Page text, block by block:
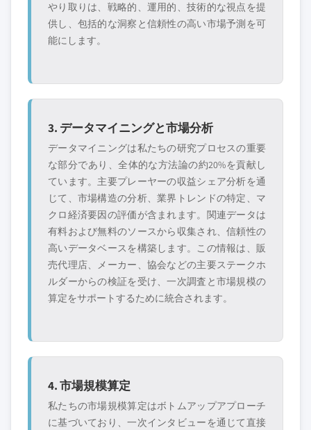
やり取りは、戦略的、運用的、技術的な視点を提
供し、包括的な洞察と信頼性の高い市場予測を可
能にします。
3. データマイニングと市場分析
データマイニングは私たちの研究プロセスの重要
な部分であり、全体的な方法論の約20%を貢献し
ています。主要プレーヤーの収益シェア分析を通
じて、市場構造の分析、業界トレンドの特定、マ
クロ経済要因の評価が含まれます。関連データは
有料および無料のソースから収集され、信頼性の
高いデータベースを構築します。この情報は、販
売代理店、メーカー、協会などの主要ステークホ
ルダーからの検証を受け、一次調査と市場規模の
算定をサポートするために統合されます。
4. 市場規模算定
私たちの市場規模算定はボトムアップアプローチ
に基づいており、一次インタビューを通じて直接